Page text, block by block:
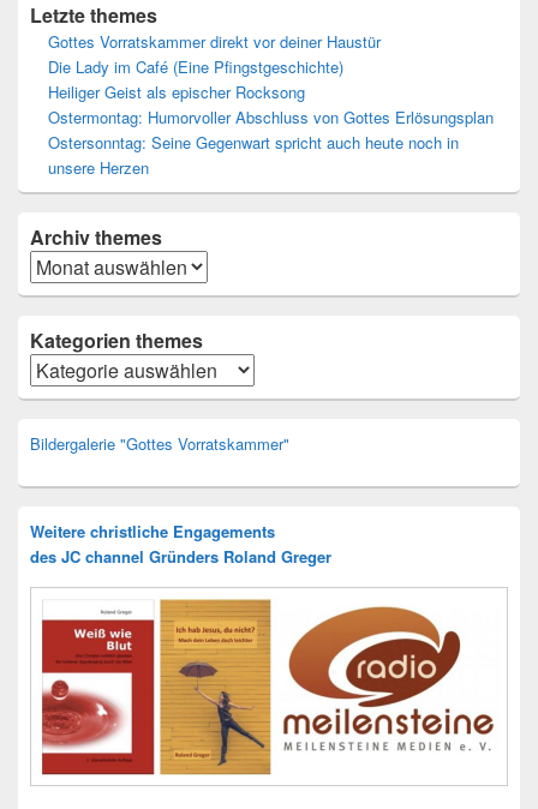
Letzte themes
Gottes Vorratskammer direkt vor deiner Haustür
Die Lady im Café (Eine Pfingstgeschichte)
Heiliger Geist als epischer Rocksong
Ostermontag: Humorvoller Abschluss von Gottes Erlösungsplan
Ostersonntag: Seine Gegenwart spricht auch heute noch in
unsere Herzen
Archivthemes
Archiv
Kategorien themes
Kategorien
Bildergalerie "Gottes Vorratskammer"
Weitere christliche Engagements
des JC channel Gründers Roland Greger